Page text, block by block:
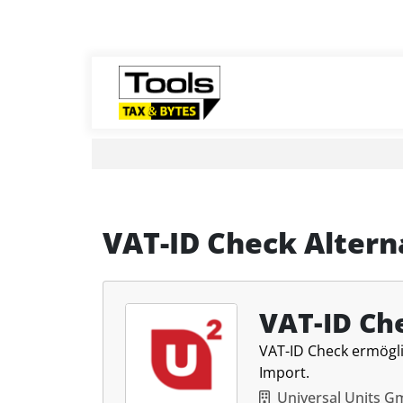
VAT-ID Check
VAT-ID
VAT-ID Check
Import.
Universal Units